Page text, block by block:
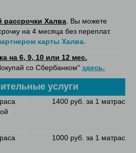
рассрочки Халва . Вы можете
на 4 месяца без переплат.
карты Халва.
на 6, 9, 10 или 12 мес.
со Сбербанком" здесь.
услуги
1400 руб. за 1 матрас
1000 руб. за 1 матрас